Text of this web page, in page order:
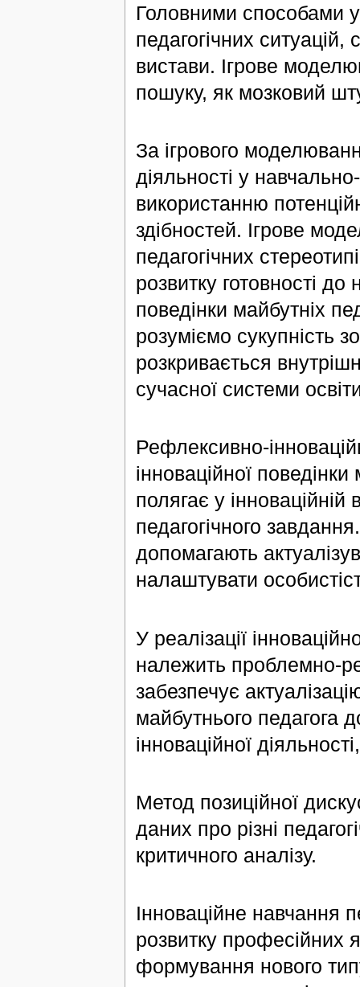
Головними способами у
педагогічних ситуацій,
вистави. Ігрове
пошуку, як мозковий
За ігрового
діяльності у
використанню
здібностей. Ігрове
педагогічних
розвитку готовності до
поведінки майбутніх
розуміємо сукупність
розкривається
сучасної системи
Рефлексивно-
інноваційної
полягає у інноваційній
педагогічного
допомагають
налаштувати
У реалізації
належить проблемно-
забезпечує
майбутнього педагога
інноваційної
Метод позиційної
даних про різні
критичного аналізу.
Інноваційне навчання
розвитку професійних
формування нового